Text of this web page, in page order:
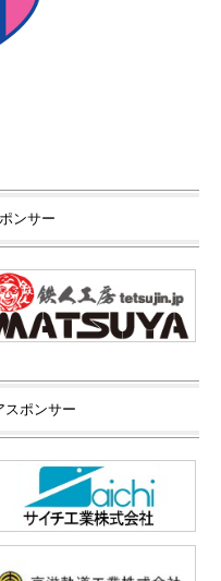
ンサー
スポンサー